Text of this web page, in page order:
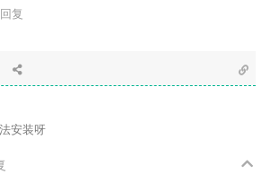
回复
安装呀